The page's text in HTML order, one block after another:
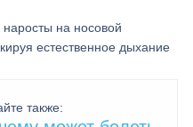
на носовой
естественное дыхание
также: